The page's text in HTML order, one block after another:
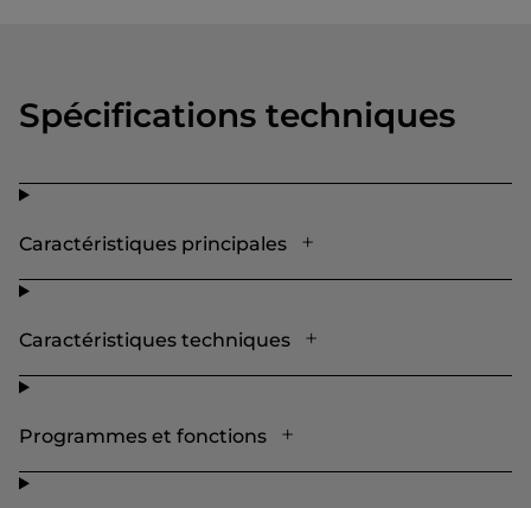
Spécifications techniques
Caractéristiques principales
Caractéristiques techniques
Programmes et fonctions